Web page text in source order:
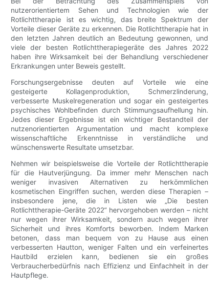
nutzerorientiertem Sehen und Technologien wie der
Rotlichttherapie ist es wichtig, das breite Spektrum der
Vorteile dieser Geräte zu erkennen. Die Rotlichttherapie hat in
den letzten Jahren deutlich an Bedeutung gewonnen, und
viele der besten Rotlichttherapiegeräte des Jahres 2022
haben ihre Wirksamkeit bei der Behandlung verschiedener
Erkrankungen unter Beweis gestellt.
Forschungsergebnisse deuten auf Vorteile wie eine
gesteigerte Kollagenproduktion, Schmerzlinderung,
verbesserte Muskelregeneration und sogar ein gesteigertes
psychisches Wohlbefinden durch Stimmungsaufhellung hin.
Jedes dieser Ergebnisse ist ein wichtiger Bestandteil der
nutzenorientierten Argumentation und macht komplexe
wissenschaftliche Erkenntnisse in verständliche und
wünschenswerte Resultate umsetzbar.
Nehmen wir beispielsweise die Vorteile der Rotlichttherapie
für die Hautverjüngung. Da immer mehr Menschen nach
weniger invasiven Alternativen zu herkömmlichen
kosmetischen Eingriffen suchen, werden diese Therapien –
insbesondere jene, die in Listen wie „Die besten
Rotlichttherapie-Geräte 2022“ hervorgehoben werden – nicht
nur wegen ihrer Wirksamkeit, sondern auch wegen ihrer
Sicherheit und ihres Komforts beworben. Indem Marken
betonen, dass man bequem von zu Hause aus einen
verbesserten Hautton, weniger Falten und ein verfeinertes
Hautbild erzielen kann, bedienen sie ein großes
Verbraucherbedürfnis nach Effizienz und Einfachheit in der
Hautpflege.